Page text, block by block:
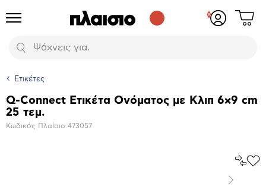
Προϊόντα
Αναζήτηση
Δες
Ετικέτες
Βασικά
χαρακτηριστικά
Q-Connect Ετικέτα Ονόματος με Κλιπ 6x9 cm
25 τεμ.
Κωδικός Πλαίσιο 473057
Επόμενο